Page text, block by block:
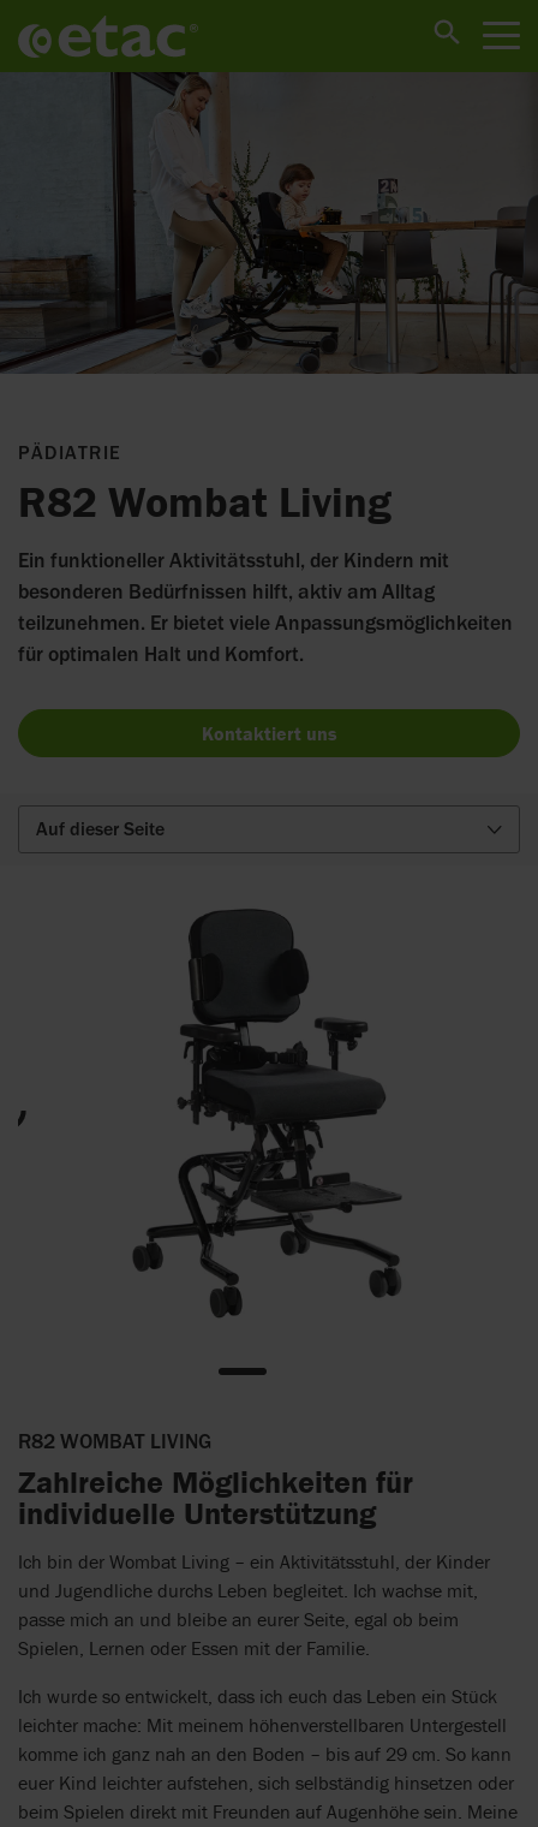
PÄDIATRIE
R82 Wombat Living
Ein funktioneller Aktivitätsstuhl, der Kindern mit
besonderen Bedürfnissen hilft, aktiv am Alltag
teilzunehmen. Er bietet viele Anpassungsmöglichkeiten
für optimalen Halt und Komfort.
Kontaktiert uns
Auf dieser Seite
R82 WOMBAT LIVING
Zahlreiche Möglichkeiten für
individuelle Unterstützung
Ich bin der Wombat Living – ein Aktivitätsstuhl, der Kinder
und Jugendliche durchs Leben begleitet. Ich wachse mit,
passe mich an und bleibe an eurer Seite, egal ob beim
Spielen, Lernen oder Essen mit der Familie.
Ich wurde so entwickelt, dass ich euch das Leben ein Stück
leichter mache: Mit meinem höhenverstellbaren Untergestell
komme ich ganz nah an den Boden – bis auf 29 cm. So kann
euer Kind leichter aufstehen, sich selbständig hinsetzen oder
beim Spielen direkt mit Freunden auf Augenhöhe sein. Meine